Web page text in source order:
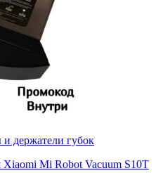
держатели губок
Mi Robot Vacuum S10T